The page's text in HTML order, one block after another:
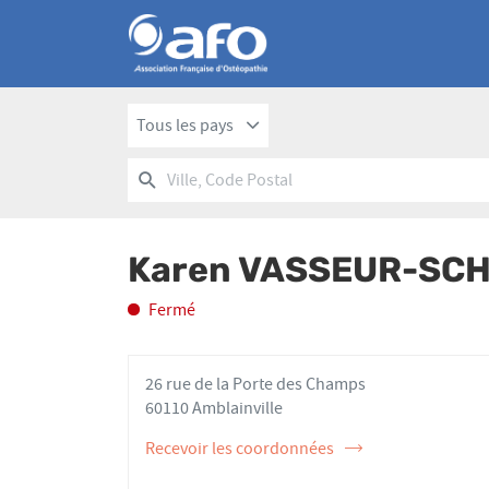
Tous les pays
Ville,RECHERCHER
UN
AFO
Karen VASSEUR-
Fermé
26 rue de la Porte des Champs
60110 Amblainville
Recevoir les coordonnées
de